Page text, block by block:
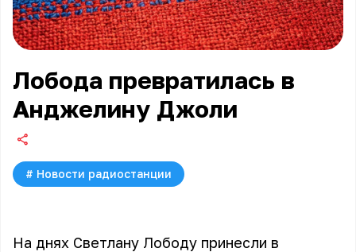
Лобода превратилась в
Анджелину Джоли
# Новости радиостанции
На днях Светлану Лободу принесли в